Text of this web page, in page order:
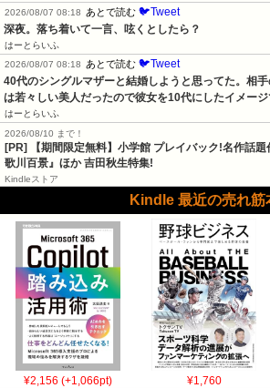
2026/08/07 08:18 あとで読む 🐦Tweet
深夜。落ち着いて一言、呟くとしたら？
はーとらいふ
2026/08/07 08:18 あとで読む 🐦Tweet
40代のシングルマザーと結婚しようと思ってた。相
は若々しい美人だったので彼女を10代にしたイメー
はーとらいふ
2026/08/10 まで！
[PR] 【期間限定無料】小学館 プレイバック!名作話
歌川百景』ほか 吉田秋生特集!
Kindleストア
Kindle 最近の売れ筋
¥2,156 (+1,066pt) ¥1,760